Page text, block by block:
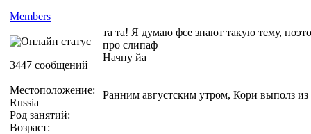
Members
3447 сообщений
Местоположение:
Russia
Род занятий:
Возраст:
та та! Я думаю фсе знают такую тему,
про слипаф
Начну йа
Ранним августским утром, Кори выполз из